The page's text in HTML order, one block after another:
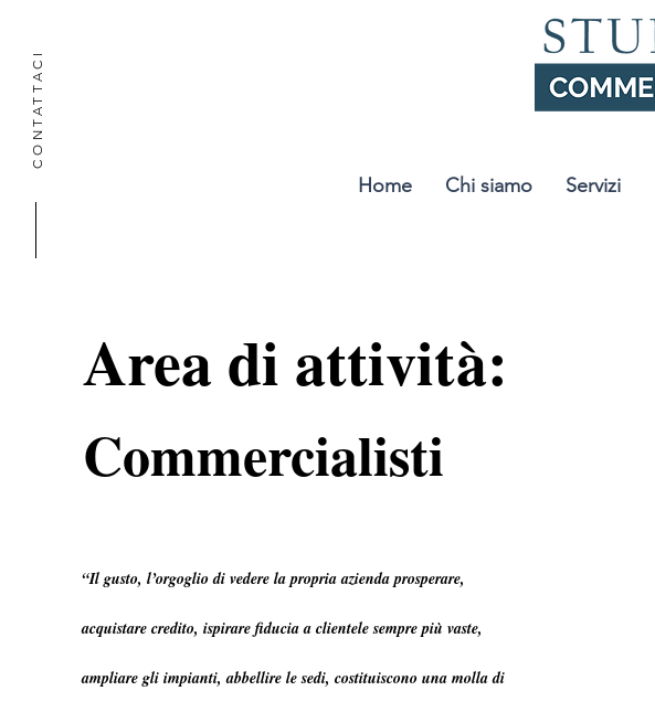
CONTATTACI
Home Chi siamo Servizi
Area di attività:
Commercialisti
“Il gusto, l’orgoglio di vedere la propria azienda prosperare,
acquistare credito, ispirare fiducia a clientele sempre più vaste,
ampliare gli impianti, abbellire le sedi, costituiscono una molla di